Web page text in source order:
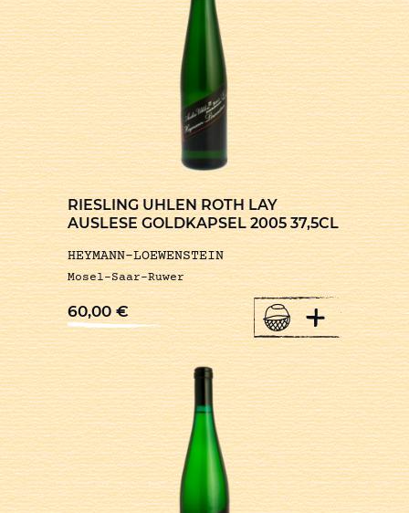
RIESLING UHLEN ROTH LAY
AUSLESE GOLDKAPSEL 2005 37,5CL
HEYMANN-LOEWENSTEIN
Mosel-Saar-Ruwer
60,00€ +